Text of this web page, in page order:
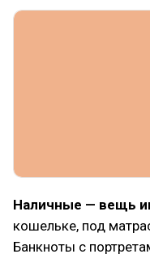
Наличные — вещь
кошельке, под
Банкноты с